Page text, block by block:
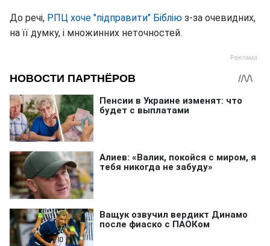
До речі, РПЦ хоче "підправити" Біблію з-за очевидних,
на її думку, і множинних неточностей.